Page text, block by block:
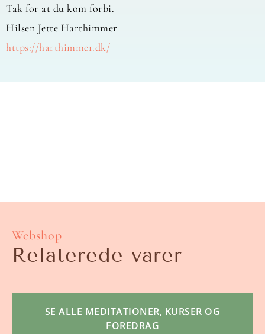
Tak for at du kom forbi.
Hilsen Jette Harthimmer
https://harthimmer.dk/
Webshop
Relaterede varer
SE ALLE MEDITATIONER, KURSER OG
FOREDRAG